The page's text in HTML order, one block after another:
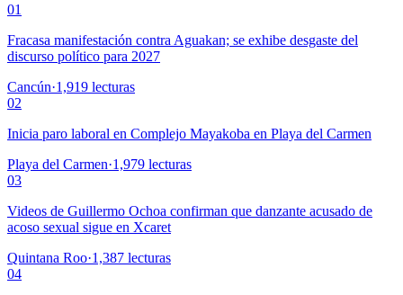
01
Fracasa manifestación contra Aguakan; se exhibe desgaste del
discurso político para 2027
Cancún·1,919 lecturas
02
Inicia paro laboral en Complejo Mayakoba en Playa del Carmen
Playa del Carmen·1,979 lecturas
03
Videos de Guillermo Ochoa confirman que danzante acusado de
acoso sexual sigue en Xcaret
Quintana Roo·1,387 lecturas
04